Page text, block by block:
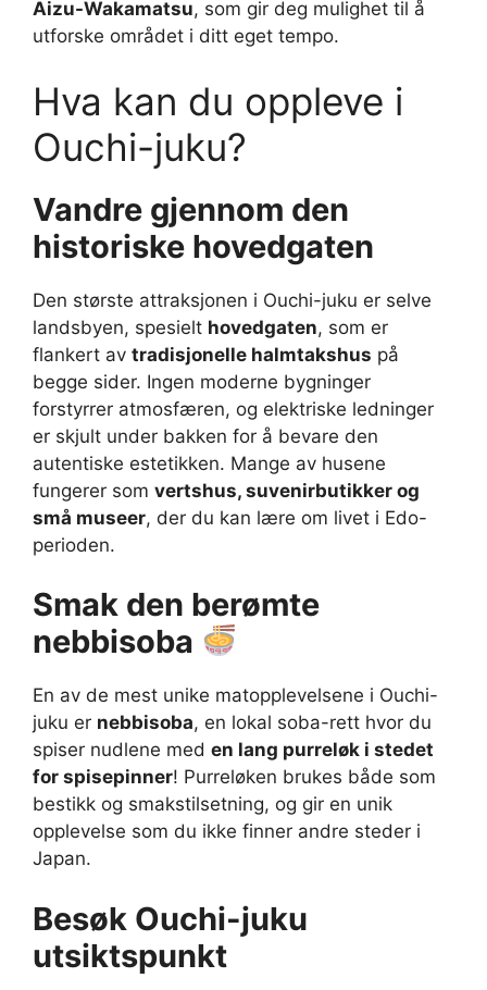
Aizu-Wakamatsu, som gir deg mulighet til å
utforske området i ditt eget tempo.
Hva kan du oppleve i
Ouchi-juku?
Vandre gjennom den
historiske hovedgaten
Den største attraksjonen i Ouchi-juku er selve
landsbyen, spesielt hovedgaten, som er
flankert av tradisjonelle halmtakshus på
begge sider. Ingen moderne bygninger
forstyrrer atmosfæren, og elektriske ledninger
er skjult under bakken for å bevare den
autentiske estetikken. Mange av husene
fungerer som vertshus, suvenirbutikker og
små museer, der du kan lære om livet i Edo-
perioden.
Smak den berømte
nebbisoba
En av de mest unike matopplevelsene i Ouchi-
juku er nebbisoba, en lokal soba-rett hvor du
spiser nudlene med en lang purreløk i stedet
for spisepinner! Purreløken brukes både som
bestikk og smakstilsetning, og gir en unik
opplevelse som du ikke finner andre steder i
Japan.
Besøk Ouchi-juku
utsiktspunkt